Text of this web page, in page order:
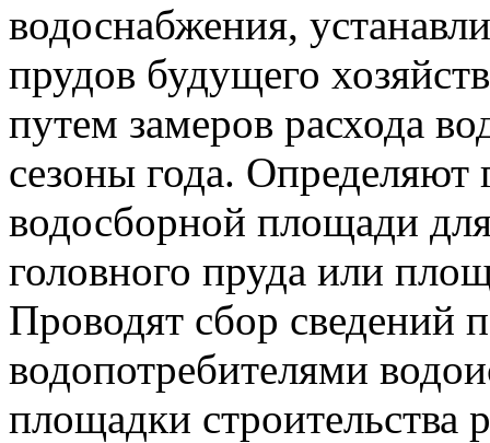
водоснабжения,
прудов будущего
путем замеров расхода
сезоны года. Определяют
водосборной площади
головного пруда или
Проводят сбор сведений
водопотребителями
площадки строительства